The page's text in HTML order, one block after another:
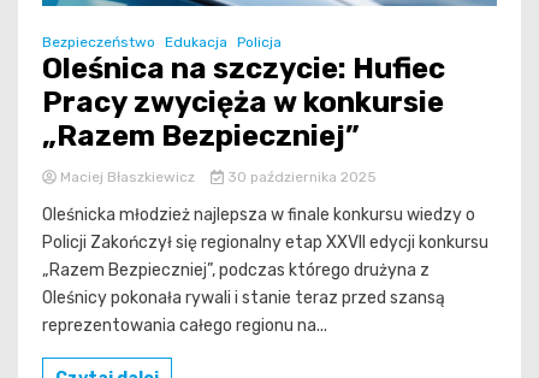
Bezpieczeństwo Edukacja Policja
Oleśnica na szczycie: Hufiec
Pracy zwycięża w konkursie
„Razem Bezpieczniej”
Maciej Błaszkiewicz 30 października 2025
Oleśnicka młodzież najlepsza w finale konkursu wiedzy o
Policji Zakończył się regionalny etap XXVII edycji konkursu
„Razem Bezpieczniej”, podczas którego drużyna z
Oleśnicy pokonała rywali i stanie teraz przed szansą
reprezentowania całego regionu na...